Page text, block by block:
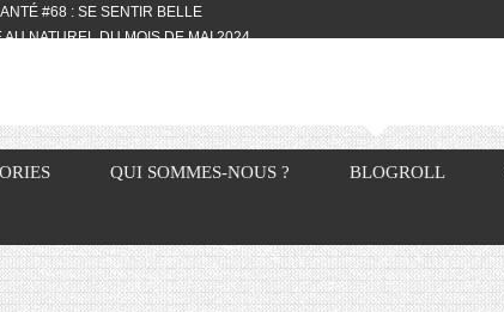
#68 : SE SENTIR BELLE
NATUREL DU MOIS DE MAI 2024
LITTLE & BIOTYFULL BOX DU MOIS DE MAI 2024
PREP & CONVIVIALITÉ
LITTLE & BIOTYFULL BOX DU MOIS D’AVRIL
#67 : L’AVIS DES AUTRES, CE N’EST QUE LA
LITTLE & BIOTYFULL BOX DES MOIS DE
AKILA
QUI SOMMES-NOUS ? BLOGROLL